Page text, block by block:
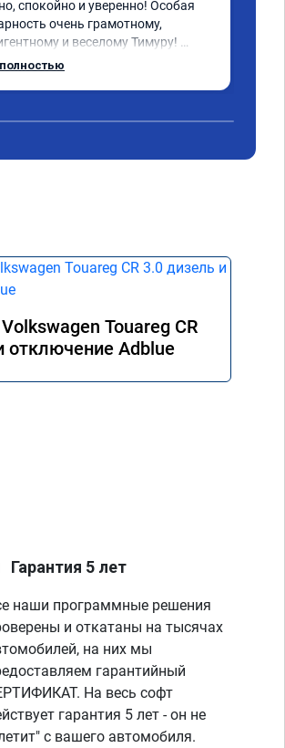
спокойно и уверенно! Особая
очень грамотному,
и веселому Тимуру!
Lexus GX-460
Touareg CR
отключение Adblue
Гарантия 5 лет
наши программные решения
и откатаны на тысячах
на них мы
гарантийный
На весь софт
гарантия 5 лет - он не
с вашего автомобиля.